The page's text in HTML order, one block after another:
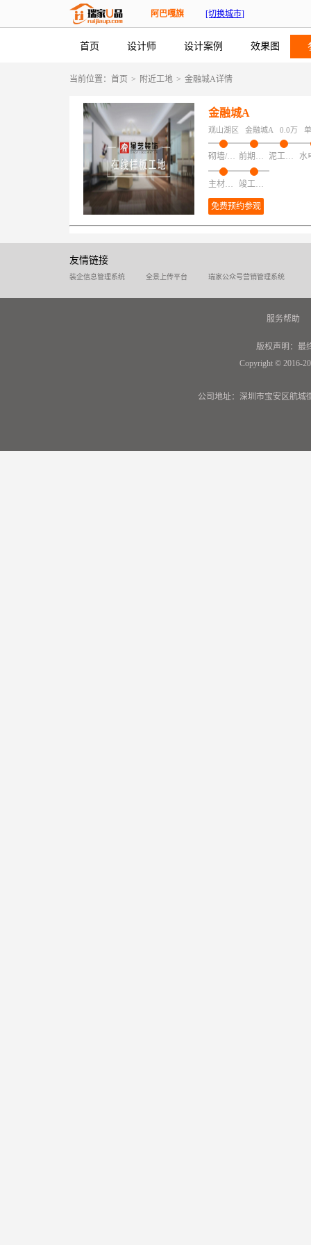
阿巴嘎旗 [切换城市]
首页 设计师 设计案例 效果图
当前位置： 首页 > 附近工地 > 金融城A详情
金融城A
观山湖区 金融城A 0.0万
砌墙/加建/拆改/保护 前期磁粉找平 泥工项目
主材安装 竣工验收
免费预约参观
友情链接
装企信息管理系统 全景上传平台 瑞家公众号营销管理系统
服务帮助
版权声明：最
Copyright © 2016-
公司地址：深圳市宝安区航城